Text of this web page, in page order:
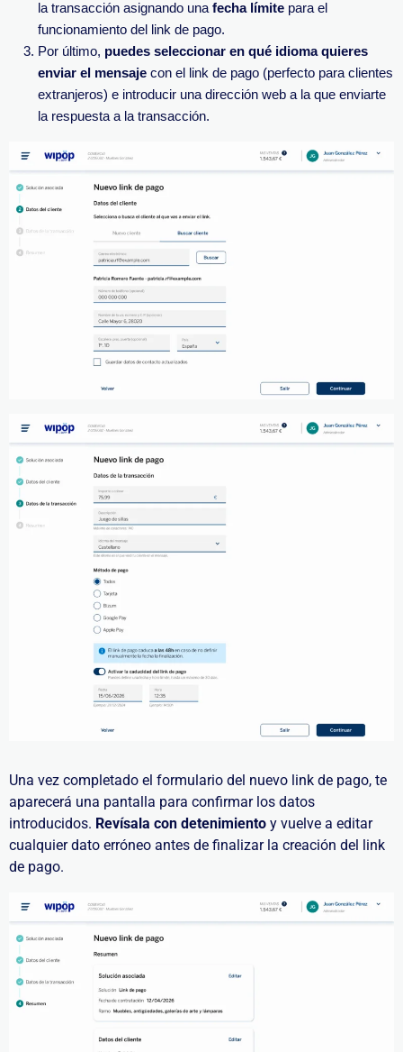
la transacción asignando una fecha límite para el
funcionamiento del link de pago.
Por último, puedes seleccionar en qué idioma quieres
enviar el mensaje con el link de pago (perfecto para clientes
extranjeros) e introducir una dirección web a la que enviarte
la respuesta a la transacción.
Una vez completado el formulario del nuevo link de pago, te
aparecerá una pantalla para confirmar los datos
introducidos. Revísala con detenimiento y vuelve a editar
cualquier dato erróneo antes de finalizar la creación del link
de pago.